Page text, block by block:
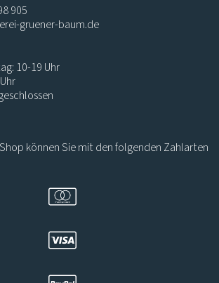
905
gruener-baum.de
10-19 Uhr
können Sie mit den folgenden Zahlarten